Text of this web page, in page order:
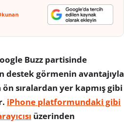
Buzz partisinde
destek görmenin avantajıyla
sıralardan yer kapmış gibi
iPhone platformundaki gibi
üzerinden